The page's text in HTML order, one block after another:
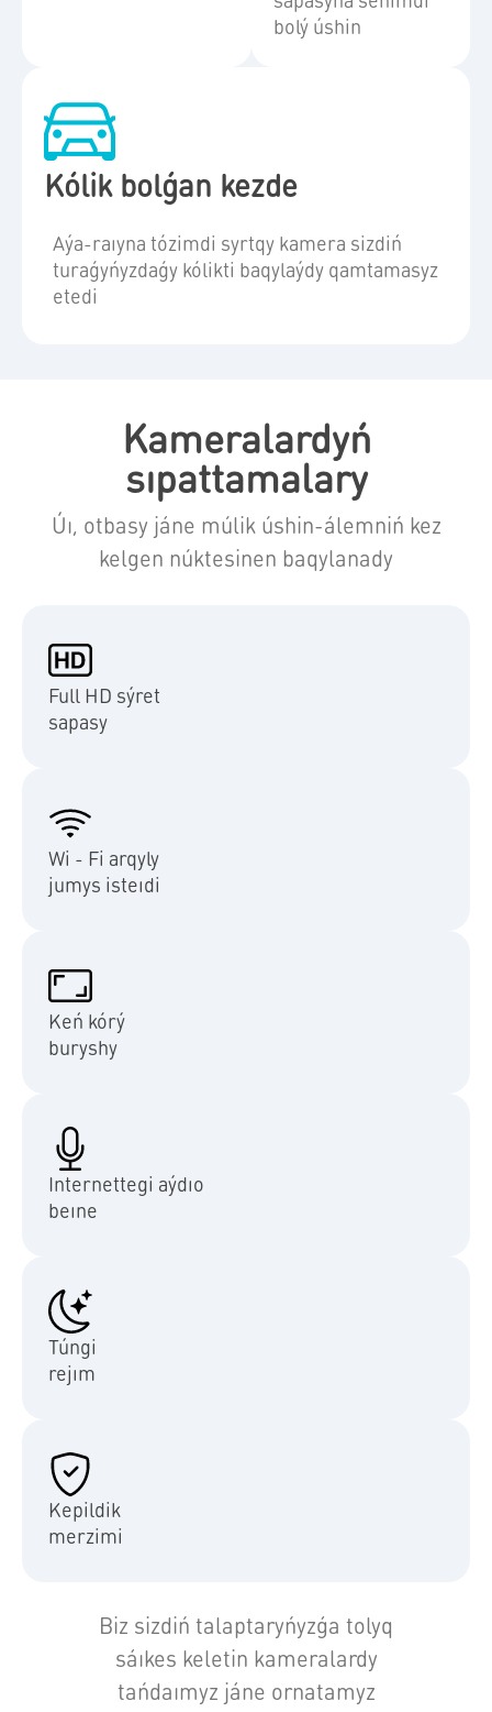
bolý úshin
Kólik bolǵan kezde
Aýa-raıyna tózimdi syrtqy kamera sizdiń
turaǵyńyzdaǵy kólikti baqylaýdy qamtamasyz
etedi
Kameralardyń
sıpattamalary
Úı, otbasy jáne múlik úshin-álemniń kez
kelgen núktesinen baqylanady
Full HD sýret
sapasy
Wi - Fi arqyly
jumys isteıdi
Keń kórý
buryshy
Internettegi aýdıo
beıne
Túngi
rejım
Kepildik
merzimi
Biz sizdiń talaptaryńyzǵa tolyq
sáıkes keletin kameralardy
tańdaımyz jáne ornatamyz